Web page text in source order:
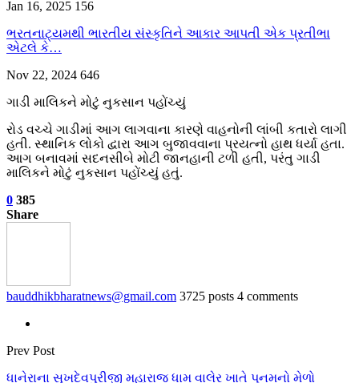
Jan 16, 2025 156
ભરતનાટ્યમથી ભારતીય સંસ્કૃતિને આકાર આપતી એક પ્રતીભા
એટલે કે‌…
Nov 22, 2024 646
ગાડી માલિકને મોટું નુકસાન પહોંચ્યું
રોડ વચ્ચે ગાડીમાં આગ લાગવાના કારણે વાહનોની લાંબી કતારો લાગી
હતી. સ્થાનિક લોકો દ્વારા આગ બુજાવવાના પ્રયત્નો હાથ ધર્યા હતા.
આગ બનાવમાં સદનસીબે મોટી જાનહાની ટળી હતી, પરંતુ ગાડી
માલિકને મોટું નુકસાન પહોંચ્યું હતું.
0 385
Share
bauddhikbharatnews@gmail.com 3725 posts 4 comments
Prev Post
ધાનેરાના સુખદેવપુરીજી મહારાજ ધામ વાલેર ખાતે પૂનમનો મેળો